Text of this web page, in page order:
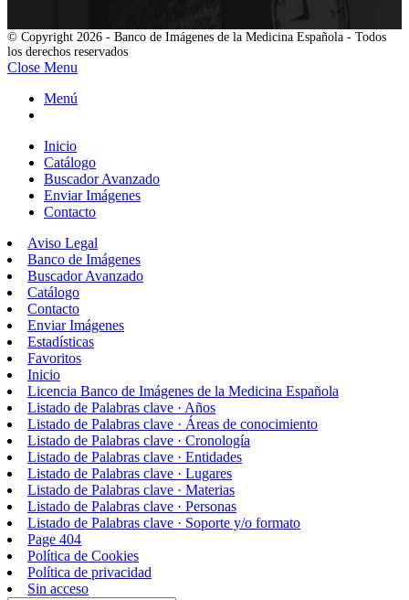
© Copyright 2026 - Banco de Imágenes de la Medicina Española - Todos
los derechos reservados
Close Menu
Menú
Inicio
Catálogo
Buscador Avanzado
Enviar Imágenes
Contacto
Aviso Legal
Banco de Imágenes
Buscador Avanzado
Catálogo
Contacto
Enviar Imágenes
Estadísticas
Favoritos
Inicio
Licencia Banco de Imágenes de la Medicina Española
Listado de Palabras clave · Años
Listado de Palabras clave · Áreas de conocimiento
Listado de Palabras clave · Cronología
Listado de Palabras clave · Entidades
Listado de Palabras clave · Lugares
Listado de Palabras clave · Materias
Listado de Palabras clave · Personas
Listado de Palabras clave · Soporte y/o formato
Page 404
Política de Cookies
Política de privacidad
Sin acceso